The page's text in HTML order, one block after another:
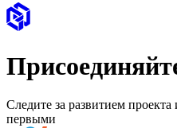
Следите за развитием
первыми